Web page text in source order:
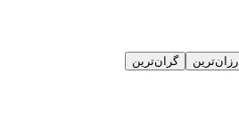
ارزان‌ترین گران‌ترین